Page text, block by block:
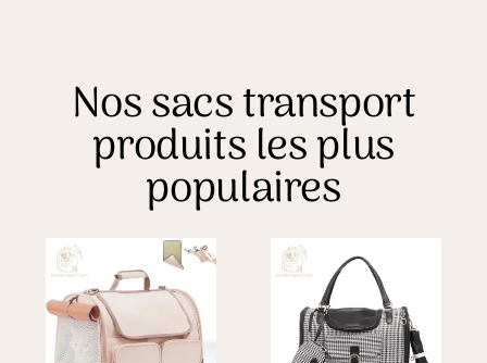
Nos sacs transport
produits les plus
populaires